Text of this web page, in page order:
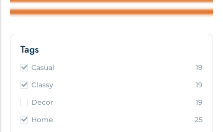
Tags
Casual
19
Classy
19
Decor
19
Home
25